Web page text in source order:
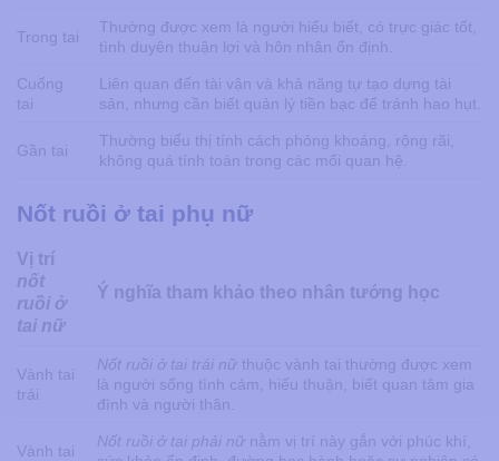
Trong tai
Thường được xem là người hiểu biết, có trực giác tốt,
tình duyên thuận lợi và hôn nhân ổn định.
Cuống
tai
Liên quan đến tài vận và khả năng tự tạo dựng tài
sản, nhưng cần biết quản lý tiền bạc để tránh hao hụt.
Gần tai
Thường biểu thị tính cách phóng khoáng, rộng rãi,
không quá tính toán trong các mối quan hệ.
Nốt ruồi ở tai phụ nữ
Vị trí
nốt
ruồi ở
tai nữ
Ý nghĩa tham khảo theo nhân tướng học
Vành tai
trái
Nốt ruồi ở tai trái nữ​ thuộc vành tai thường được xem
là người sống tình cảm, hiếu thuận, biết quan tâm gia
đình và người thân.
Vành tai
Nốt ruồi ở tai phải nữ nằm vị trí này gắn với phúc khí,